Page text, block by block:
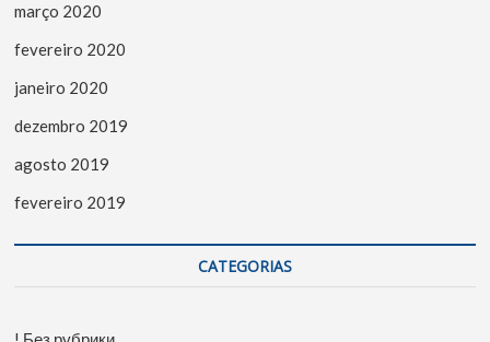
março 2020
fevereiro 2020
janeiro 2020
dezembro 2019
agosto 2019
fevereiro 2019
CATEGORIAS